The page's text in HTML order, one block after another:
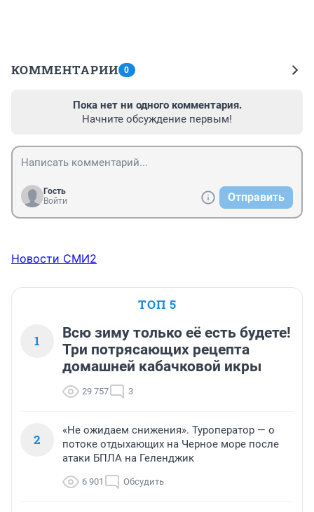
КОММЕНТАРИИ 0
Пока нет ни одного комментария.
Начните обсуждение первым!
Гость
Войти
Отправить
Новости СМИ2
ТОП 5
1
Всю зиму только её есть будете!
Три потрясающих рецепта
домашней кабачковой икры
29 757 3
2
«Не ожидаем снижения». Туроператор — о
потоке отдыхающих на Черное море после
атаки БПЛА на Геленджик
6 901 Обсудить